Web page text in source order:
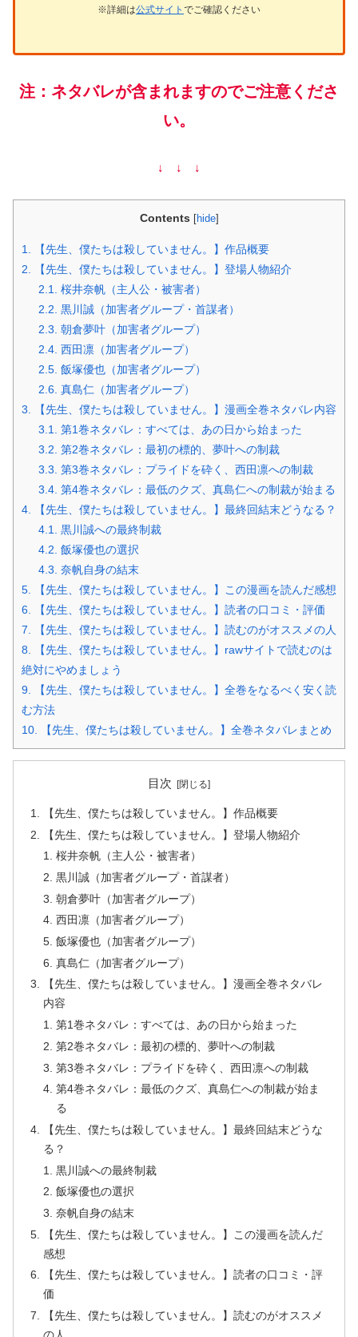
※詳細は公式サイト でご確認ください
注：ネタバレが含まれますのでご注意くださ
い。
↓ ↓ ↓
Contents [hide]
1. 【先生、僕たちは殺していません。】作品概要
2. 【先生、僕たちは殺していません。】登場人物紹介
2.1. 桜井奈帆（主人公・被害者）
2.2. 黒川誠（加害者グループ・首謀者）
2.3. 朝倉夢叶（加害者グループ）
2.4. 西田凛（加害者グループ）
2.5. 飯塚優也（加害者グループ）
2.6. 真島仁（加害者グループ）
3. 【先生、僕たちは殺していません。】漫画全巻ネタバレ内容
3.1. 第1巻ネタバレ：すべては、あの日から始まった
3.2. 第2巻ネタバレ：最初の標的、夢叶への制裁
3.3. 第3巻ネタバレ：プライドを砕く、西田凛への制裁
3.4. 第4巻ネタバレ：最低のクズ、真島仁への制裁が始まる
4. 【先生、僕たちは殺していません。】最終回結末どうなる？
4.1. 黒川誠への最終制裁
4.2. 飯塚優也の選択
4.3. 奈帆自身の結末
5. 【先生、僕たちは殺していません。】この漫画を読んだ感想
6. 【先生、僕たちは殺していません。】読者の口コミ・評価
7. 【先生、僕たちは殺していません。】読むのがオススメの人
8. 【先生、僕たちは殺していません。】rawサイトで読むのは
絶対にやめましょう
9. 【先生、僕たちは殺していません。】全巻をなるべく安く読
む方法
10. 【先生、僕たちは殺していません。】全巻ネタバレまとめ
目次
【先生、僕たちは殺していません。】作品概要
【先生、僕たちは殺していません。】登場人物紹介
桜井奈帆（主人公・被害者）
黒川誠（加害者グループ・首謀者）
朝倉夢叶（加害者グループ）
西田凛（加害者グループ）
飯塚優也（加害者グループ）
真島仁（加害者グループ）
【先生、僕たちは殺していません。】漫画全巻ネタバレ
内容
第1巻ネタバレ：すべては、あの日から始まった
第2巻ネタバレ：最初の標的、夢叶への制裁
第3巻ネタバレ：プライドを砕く、西田凛への制裁
第4巻ネタバレ：最低のクズ、真島仁への制裁が始ま
る
【先生、僕たちは殺していません。】最終回結末どうな
る？
黒川誠への最終制裁
飯塚優也の選択
奈帆自身の結末
【先生、僕たちは殺していません。】この漫画を読んだ
感想
【先生、僕たちは殺していません。】読者の口コミ・評
価
【先生、僕たちは殺していません。】読むのがオススメ